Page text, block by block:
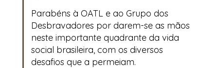
Parabéns à OATL e ao Grupo dos
Desbravadores por darem-se as mãos
neste importante quadrante da vida
social brasileira, com os diversos
desafios que a permeiam.